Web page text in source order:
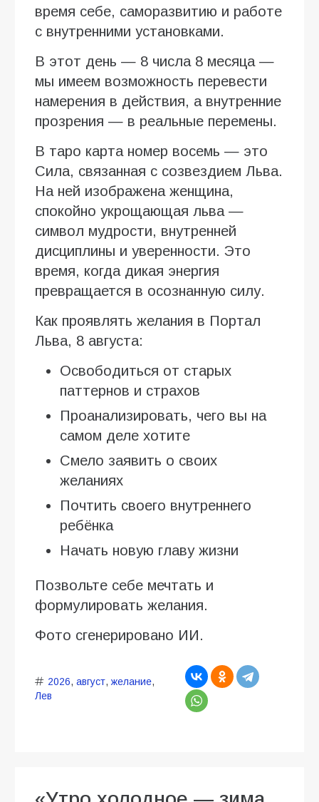
время себе, саморазвитию и работе
с внутренними установками.
В этот день — 8 числа 8 месяца —
мы имеем возможность перевести
намерения в действия, а внутренние
прозрения — в реальные перемены.
В таро карта номер восемь — это
Сила, связанная с созвездием Льва.
На ней изображена женщина,
спокойно укрощающая льва —
символ мудрости, внутренней
дисциплины и уверенности. Это
время, когда дикая энергия
превращается в осознанную силу.
Как проявлять желания в Портал
Льва, 8 августа:
Освободиться от старых
паттернов и страхов
Проанализировать, чего вы на
самом деле хотите
Смело заявить о своих
желаниях
Почтить своего внутреннего
ребёнка
Начать новую главу жизни
Позвольте себе мечтать и
формулировать желания.
Фото сгенерировано ИИ.
2026, август, желание,
Лев